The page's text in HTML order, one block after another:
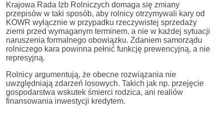
Krajowa Rada Izb Rolniczych domaga się zmiany
przepisów w taki sposób, aby rolnicy otrzymywali kary od
KOWR wyłącznie w przypadku rzeczywistej sprzedaży
ziemi przed wymaganym terminem, a nie w każdej sytuacji
naruszenia formalnego obowiązku. Zdaniem samorządu
rolniczego kara powinna pełnić funkcję prewencyjną, a nie
represyjną.
Rolnicy argumentują, że obecne rozwiązania nie
uwzględniają zdarzeń losowych. Takich jak np. przejęcie
gospodarstwa wskutek śmierci rodzica, ani realiów
finansowania inwestycji kredytem.